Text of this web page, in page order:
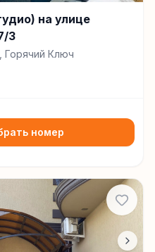
на улице
3
Горячий Ключ
номер